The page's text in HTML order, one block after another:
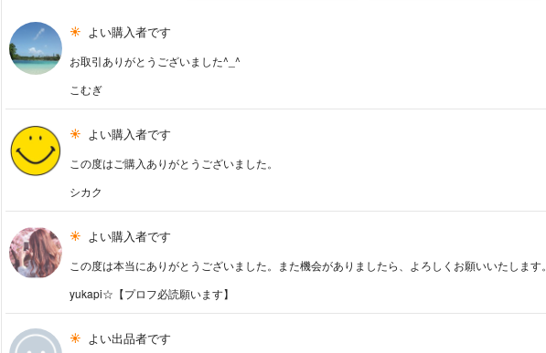
よい購入者です
お取引ありがとうございました^_^
こむぎ
よい購入者です
この度はご購入ありがとうございました。
シカク
よい購入者です
この度は本当にありがとうございました。また機会がありましたら、よろしくお願いいたします。
yukapi☆【プロフ必読願います】
よい出品者です